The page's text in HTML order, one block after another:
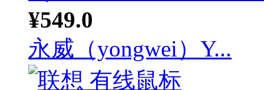
¥549.0
永威（yongwei）Y...